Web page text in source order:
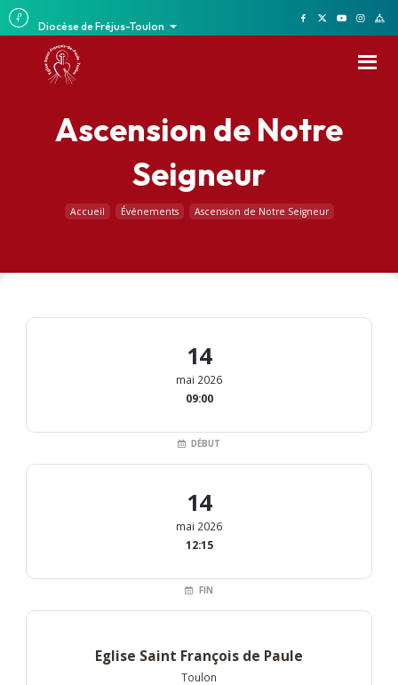
Diocèse de Fréjus-Toulon
Ascension de Notre
Seigneur
Accueil Événements Ascension de Notre Seigneur
14
mai 2026
09:00
DÉBUT
14
mai 2026
12:15
FIN
Eglise Saint François de Paule
Toulon